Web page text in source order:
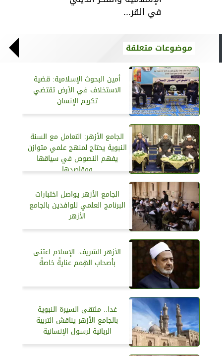
في القر...
موضوعات متعلقة
أمين البحوث الإسلامية: قضية
الاستخلاف في الأرض تقتضي
تكريم الإنسان
الجامع الأزهر: التعامل مع السنة
النبوية يحتاج لمنهج علمي متوازن
يفهم النصوص في سياقها
ومقاصدها
الجامع الأزهر يواصل اختبارات
البرنامج العلمي للوافدين بالجامع
الأزهر
الأزهر الشريف: الإسلام اعتنى
بأصحاب الهِمم عنايةً خاصةً
غدا.. ملتقى السيرة النبوية
بالجامع الأزهر يناقش التربية
الربانية لرسول الإنسانية